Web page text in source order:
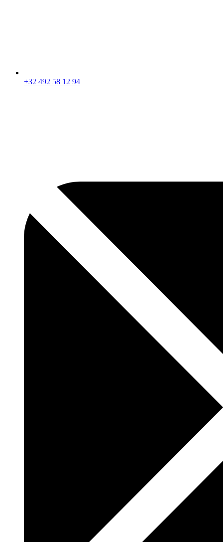
+32 492 58 12 94